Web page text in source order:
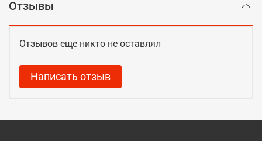
Отзывы
Отзывов еще никто не оставлял
Написать отзыв